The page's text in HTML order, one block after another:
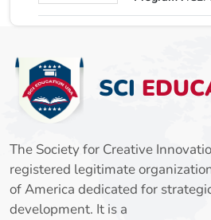
SCI
The Society for Creative
registered legitimate
of America dedicated for
development. It is a